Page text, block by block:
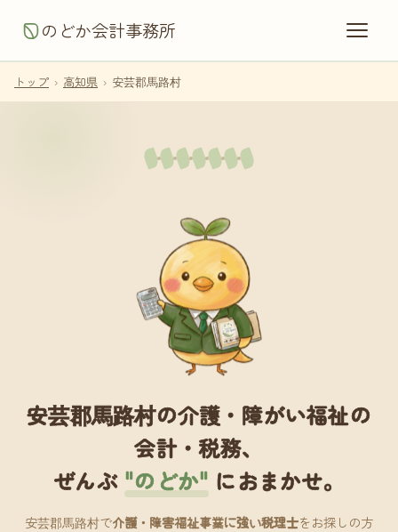
のどか会計事務所
トップ › 高知県 › 安芸郡馬路村
安芸郡馬路村の介護・障がい福祉の
会計・税務、
ぜんぶ "のどか" におまかせ。
安芸郡馬路村で介護・障害福祉事業に強い税理士をお探しの方